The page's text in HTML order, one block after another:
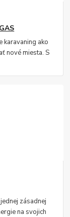
karavaning ako
nové miesta. S
zásadnej
na svojich